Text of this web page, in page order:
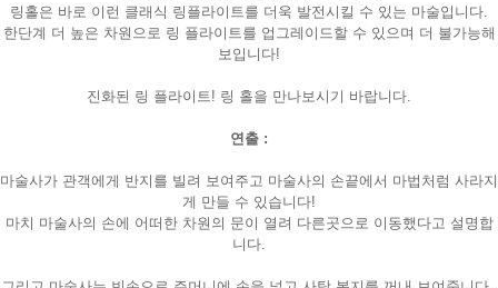
링홀은 바로 이런 클래식 링플라이트를 더욱 발전시킬 수 있는 마술입니다.
한단계 더 높은 차원으로 링 플라이트를 업그레이드할 수 있으며 더 불가능해
보입니다!
진화된 링 플라이트! 링 홀을 만나보시기 바랍니다.
연출 :
마술사가 관객에게 반지를 빌려 보여주고 마술사의 손끝에서 마법처럼 사라지
게 만들 수 있습니다!
마치 마술사의 손에 어떠한 차원의 문이 열려 다른곳으로 이동했다고 설명합
니다.